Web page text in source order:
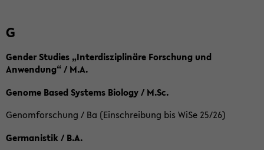
G
Gender Studies „Interdisziplinäre Forschung und
Anwendung“ / M.A.
Genome Based Systems Biology / M.Sc.
Genomforschung / Ba (Einschreibung bis WiSe 25/26)
Germanistik / B.A.